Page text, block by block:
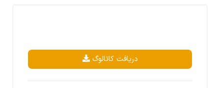
دریافت کاتالوگ